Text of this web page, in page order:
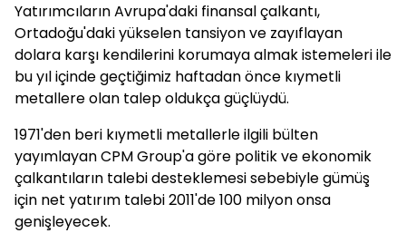
Yatırımcıların Avrupa'daki finansal çalkantı,
Ortadoğu'daki yükselen tansiyon ve zayıflayan
dolara karşı kendilerini korumaya almak istemeleri ile
bu yıl içinde geçtiğimiz haftadan önce kıymetli
metallere olan talep oldukça güçlüydü.
1971'den beri kıymetli metallerle ilgili bülten
yayımlayan CPM Group'a göre politik ve ekonomik
çalkantıların talebi desteklemesi sebebiyle gümüş
için net yatırım talebi 2011'de 100 milyon onsa
genişleyecek.